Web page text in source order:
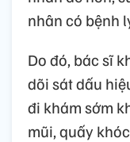
nhân có bệnh
Do đó, bác sĩ
dõi sát dấu
đi khám sớm
mũi, quấy